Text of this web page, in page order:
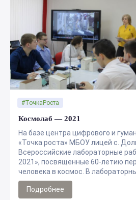
Космолаб — 2021
На базе центра цифрового и
«Точка роста» МБОУ лицей с.
Всероссийские лабораторные
2021», посвященные 60-летию
человека в космос. В
#ТочкаРоста
Подробнее